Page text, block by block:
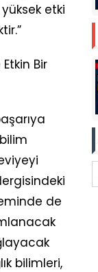
etki
Bir
de
bilimleri,